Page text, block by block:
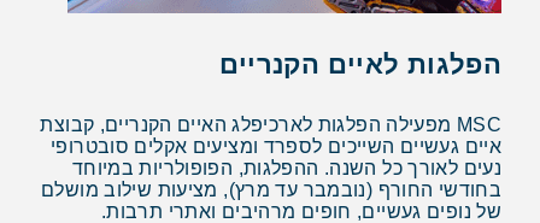
הפלגות לאיים הקנריים
MSC מפעילה הפלגות לארכיפלג האיים הקנריים, קבוצת
איים געשיים השייכים לספרד ומציעים אקלים סובטרופי
נעים לאורך כל השנה. ההפלגות, הפופולריות במיוחד
בחודשי החורף (נובמבר עד מרץ), מציעות שילוב מושלם
של נופים געשיים, חופים מרהיבים ואתרי תרבות.